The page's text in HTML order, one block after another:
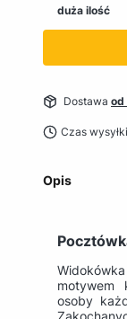
duża ilość
Dostawa od
Czas
Opis
motywem
osoby